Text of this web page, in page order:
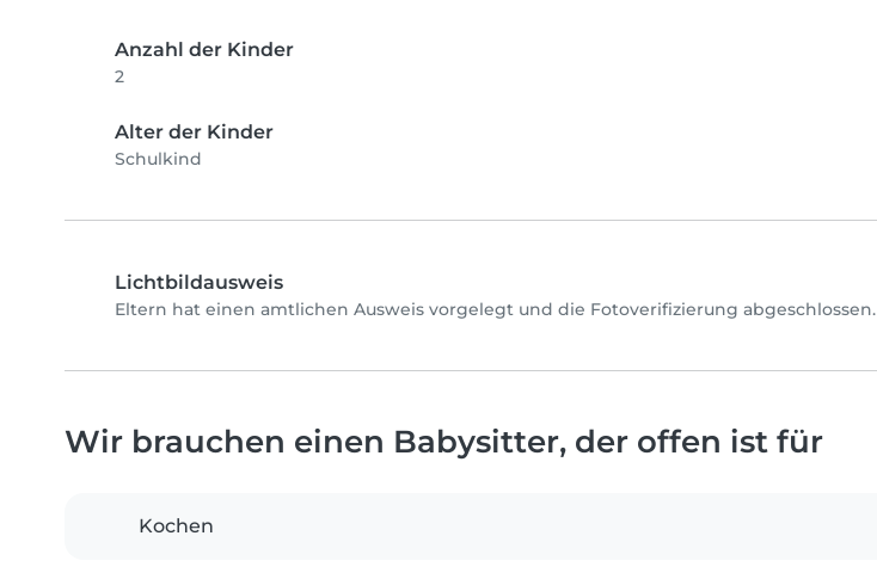
Anzahl der Kinder
2
Alter der Kinder
Schulkind
Lichtbildausweis
Eltern hat einen amtlichen Ausweis vorgelegt und die Fotoverifizierung abgeschlossen.
Wir brauchen einen Babysitter, der offen ist für
Kochen